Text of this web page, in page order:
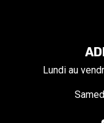
Lundi au